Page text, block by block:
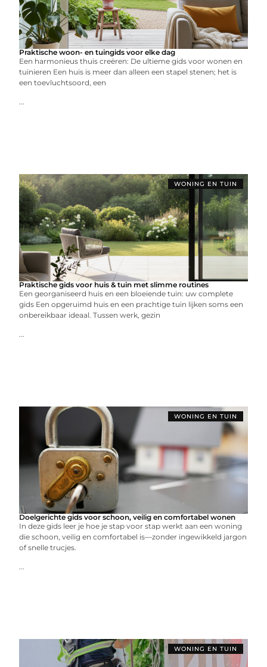
Praktische woon- en tuingids voor elke dag
Een harmonieus thuis creëren: De ultieme gids voor wonen en
tuinieren Een huis is meer dan alleen een stapel stenen; het is
een toevluchtsoord, een
...
WONING EN TUIN
Praktische gids voor huis & tuin met slimme routines
Een georganiseerd huis en een bloeiende tuin: uw complete
gids Een opgeruimd huis en een prachtige tuin lijken soms een
onbereikbaar ideaal. Tussen werk, gezin
...
WONING EN TUIN
Doelgerichte gids voor schoon, veilig en comfortabel wonen
In deze gids leer je hoe je stap voor stap werkt aan een woning
die schoon, veilig en comfortabel is—zonder ingewikkeld jargon
of snelle trucjes.
...
WONING EN TUIN